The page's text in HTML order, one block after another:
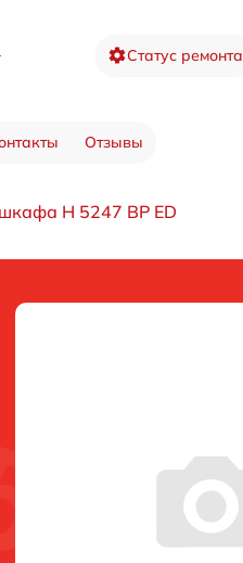
Статус ремонта
Отзывы
H 5247 BP ED